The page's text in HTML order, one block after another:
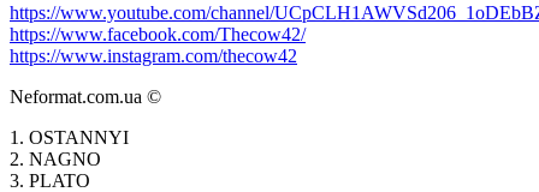
https://www.youtube.com/channel/
https://www.facebook.com/Thecow42/
https://www.instagram.com/thecow42
Neformat.com.ua ©
1. OSTANNYI
2. NAGNO
3. PLATO